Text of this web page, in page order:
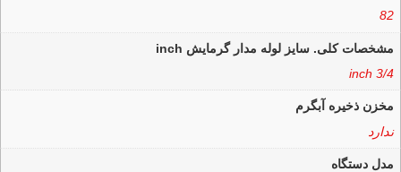
82
مشخصات کلی. سایز لوله مدار گرمایش inch
3/4 inch
مخزن ذخیره آبگرم
ندارد
مدل دستگاه